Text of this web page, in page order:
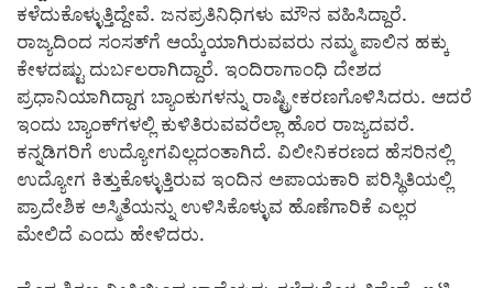
ಕಳೆದುಕೊಳ್ಳುತ್ತಿದ್ದೇವೆ. ಜನಪ್ರತಿನಿಧಿಗಳು ಮೌನ ವಹಿಸಿದ್ದಾರೆ.
ರಾಜ್ಯದಿಂದ ಸಂಸತ್‍ಗೆ ಆಯ್ಕೆಯಾಗಿರುವವರು ನಮ್ಮ ಪಾಲಿನ ಹಕ್ಕು
ಕೇಳದಷ್ಟು ದುರ್ಬಲರಾಗಿದ್ದಾರೆ. ಇಂದಿರಾಗಾಂಧಿ ದೇಶದ
ಪ್ರಧಾನಿಯಾಗಿದ್ದಾಗ ಬ್ಯಾಂಕುಗಳನ್ನು ರಾಷ್ಟ್ರೀಕರಣಗೊಳಿಸಿದರು. ಆದರೆ
ಇಂದು ಬ್ಯಾಂಕ್‍ಗಳಲ್ಲಿ ಕುಳಿತಿರುವವರೆಲ್ಲಾ ಹೊರ ರಾಜ್ಯದವರೆ.
ಕನ್ನಡಿಗರಿಗೆ ಉದ್ಯೋಗವಿಲ್ಲದಂತಾಗಿದೆ. ವಿಲೀನಿಕರಣದ ಹೆಸರಿನಲ್ಲಿ
ಉದ್ಯೋಗ ಕಿತ್ತುಕೊಳ್ಳುತ್ತಿರುವ ಇಂದಿನ ಅಪಾಯಕಾರಿ ಪರಿಸ್ಥಿತಿಯಲ್ಲಿ
ಪ್ರಾದೇಶಿಕ ಅಸ್ಮಿತೆಯನ್ನು ಉಳಿಸಿಕೊಳ್ಳುವ ಹೊಣೆಗಾರಿಕೆ ಎಲ್ಲರ
ಮೇಲಿದೆ ಎಂದು ಹೇಳಿದರು.